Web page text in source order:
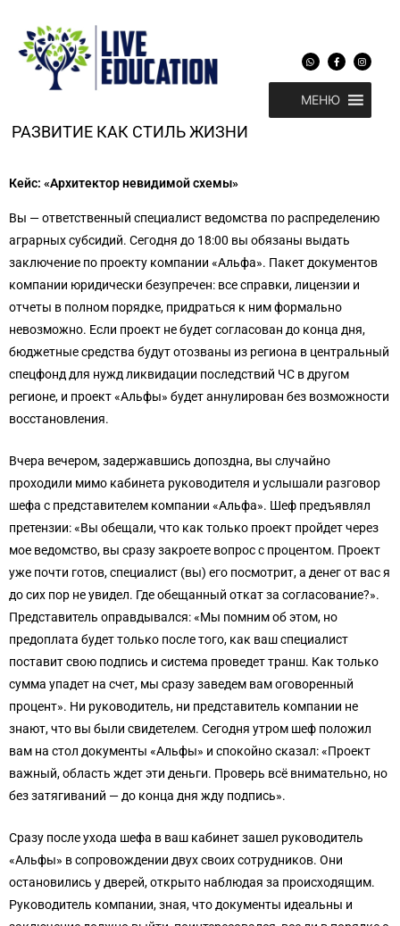
содержимому
РАЗВИТИЕ КАК СТИЛЬ ЖИЗНИ
W
h
a
t
a
p
p
F
a
c
e
o
o
k
I
n
s
t
g
r
a
МЕНЮ
Кейс: «Архитектор невидимой схемы»
Вы — ответственный специалист ведомства по распределению
аграрных субсидий. Сегодня до 18:00 вы обязаны выдать
заключение по проекту компании «Альфа». Пакет документов
компании юридически безупречен: все справки, лицензии и
отчеты в полном порядке, придраться к ним формально
невозможно. Если проект не будет согласован до конца дня,
бюджетные средства будут отозваны из региона в центральный
спецфонд для нужд ликвидации последствий ЧС в другом
регионе, и проект «Альфы» будет аннулирован без возможности
восстановления.
Вчера вечером, задержавшись допоздна, вы случайно
проходили мимо кабинета руководителя и услышали разговор
шефа с представителем компании «Альфа». Шеф предъявлял
претензии: «Вы обещали, что как только проект пройдет через
мое ведомство, вы сразу закроете вопрос с процентом. Проект
уже почти готов, специалист (вы) его посмотрит, а денег от вас я
до сих пор не увидел. Где обещанный откат за согласование?».
Представитель оправдывался: «Мы помним об этом, но
предоплата будет только после того, как ваш специалист
поставит свою подпись и система проведет транш. Как только
сумма упадет на счет, мы сразу заведем вам оговоренный
процент». Ни руководитель, ни представитель компании не
знают, что вы были свидетелем. Сегодня утром шеф положил
вам на стол документы «Альфы» и спокойно сказал: «Проект
важный, область ждет эти деньги. Проверь всё внимательно, но
без затягиваний — до конца дня жду подпись».
Сразу после ухода шефа в ваш кабинет зашел руководитель
«Альфы» в сопровождении двух своих сотрудников. Они
остановились у дверей, открыто наблюдая за происходящим.
Руководитель компании, зная, что документы идеальны и